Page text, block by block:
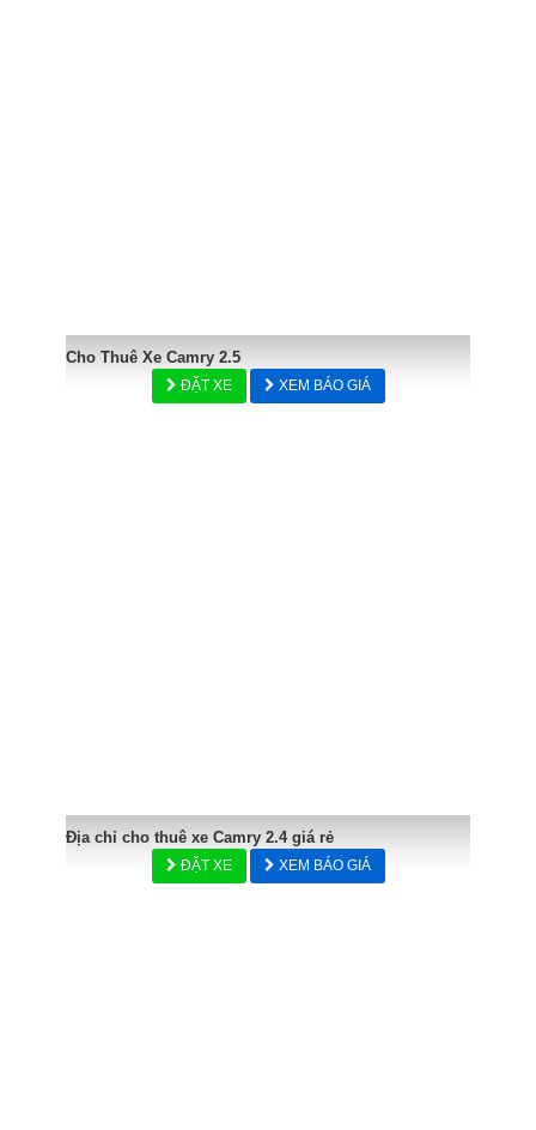
Cho Thuê Xe Camry 2.5
ĐẶT XE XEM BÁO GIÁ
Địa chỉ cho thuê xe Camry 2.4 giá rẻ
ĐẶT XE XEM BÁO GIÁ